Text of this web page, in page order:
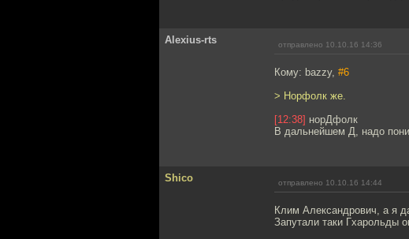
Alexius-rts отправлено 10.10.16 14:36
Кому: bazzy, #6
> Норфолк же.
[12:38] норДфолк
В дальнейшем Д, надо
Shico отправлено 10.10.16 14:44
Клим Александрович, а я
Запутали таки Гхарольды